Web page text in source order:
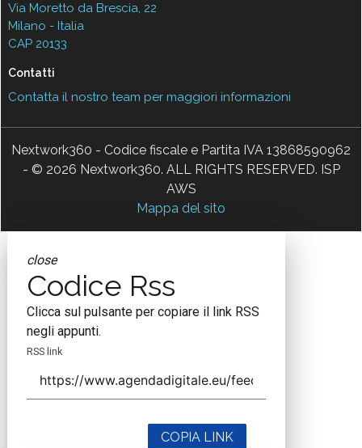
Via Moretto da Brescia, 22
Milano - Italia
CAP 20133
Contatti
Contatta il nostro team per maggiori informazioni
Nextwork360 - Codice fiscale e Partita IVA 13868590962
- © 2026 Nextwork360. ALL RIGHTS RESERVED. ISP
AWS
Mappa del sito
close
Codice Rss
Clicca sul pulsante per copiare il link RSS
negli appunti.
RSS link
COPIA LINK